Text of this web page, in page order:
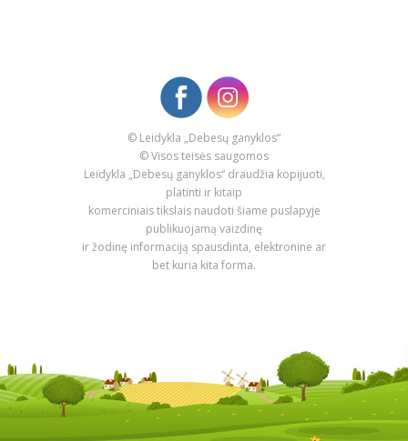
© Leidykla „Debesų ganyklos“
© Visos teisės saugomos
Leidykla „Debesų ganyklos“ draudžia kopijuoti,
platinti ir kitaip
komerciniais tikslais naudoti šiame puslapyje
publikuojamą vaizdinę
ir žodinę informaciją spausdinta, elektronine ar
bet kuria kita forma.